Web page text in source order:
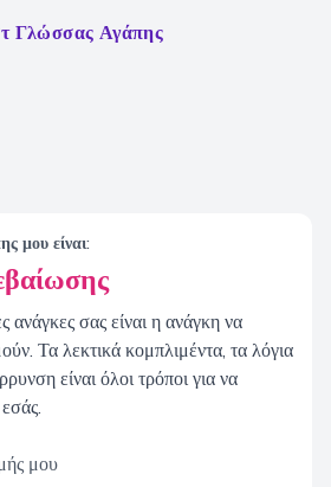
Γλώσσας Αγάπης
μου είναι:
ανάγκες σας είναι η ανάγκη να
Τα λεκτικά κομπλιμέντα, τα λόγια
είναι όλοι τρόποι για να
μου